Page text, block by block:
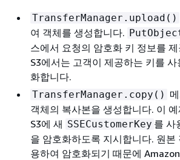
TransferManager.upload()
여 객체를 생성합니다.
스에서 요청의 암호화 키 정보를
S3에서는 고객이 제공하는 키를
화합니다.
TransferManager.copy()
객체의 복사본을 생성합니다. 이
S3에 새 SSECustomerKey 를 사
을 암호화하도록 지시합니다. 원본
용하여 암호화되기 때문에